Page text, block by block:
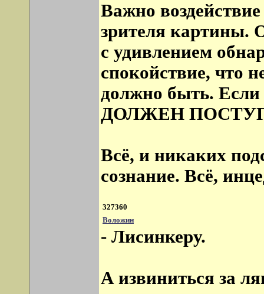
Важно
зрителя картины.
с удивлением
спокойствие, что
должно быть.
ДОЛЖЕН
Всё, и никаких
сознание. Всё,
327360
Воложин
- Лисинкеру.
А извиниться за